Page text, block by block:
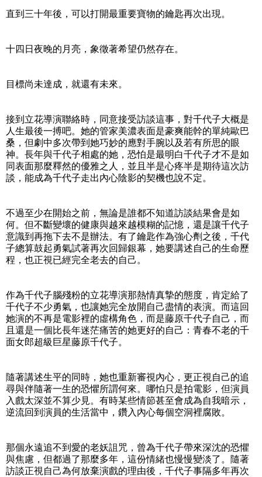
直到三十年後，可以打開最重要寶物的鑰匙再次出現。
十四日夜晚的月亮，象徵著希望仍然存在。
目標尚未達成，就還有未來。
接到立花導演聯絡時，同意接受訪談這事，對千代子大概是
人生最後一搏吧。她的管家美濃表面是豪爽能幹的單純歐巴
桑，但劇中多次帶到她巧妙的應對手腕以及若有所思的眼
神。長年與千代子相處的她，恐怕是最明白千代子才不是如
同表面那麼釋然的優雅之人，並且半是心疼半是期待這次訪
談，能成為千代子走出內心陰影的契機也說不定。
不過至少在開始之前，無論是誰都不知道訪談結果會是如
何。但不斷變壞的健康與越來越模糊的記憶，還是讓千代子
意識到再拖下去不是辦法。有了鑰匙作為強心劑之後，千代
子總算鼓起勇氣試著再次回歸銀幕，她要講述自己的生命歷
程，也正視已經完全老去的自己。
作為千代子腦殘粉的立花導演那熱情真摯的態度，肯定給了
千代子不少勇氣，也讓她完全放開自己盡情的表演。而這回
她演的不再是電影裡的虛構角色，而是藤原千代子自己，而
且還是一個比長年迷茫痛苦的她更好的自己：青春不老的千
面女郎超級巨星藤原千代子。
隨著講述生平的同時，她也重新審視內心，更正視自己的追
尋與伴隨著一生的恐懼所謂何來。哪怕只是拍電影，但演員
入戲太深並不算少見。有時某些情節甚至會成為自我暗示，
逆流回到演員的生活當中，鑽入內心每個空洞裡腐敗。
那個永遠追不到愛的老妖詛咒，曾為千代子帶來深沈的恐懼
與焦慮，但都過了那麼多年，這份情緒也慢慢變淡了。隨著
訪談正視自己為何放棄演戲的理由後，千代子事隔多年再次